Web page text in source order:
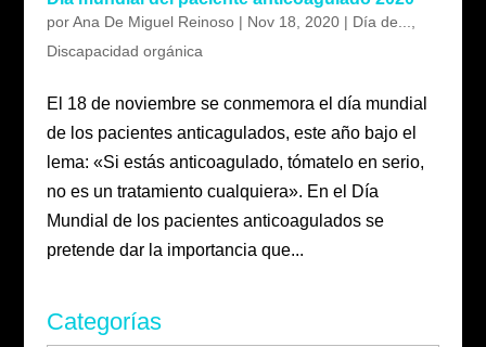
porAna De Miguel Reinoso| Nov 18, 2020| Día de...
Discapacidad orgánica
El 18 de noviembre se conmemora el día mundial
de los pacientes anticagulados, este año bajo el
lema: «Si estás anticoagulado, tómatelo en serio,
no es un tratamiento cualquiera». En el Día
Mundial de los pacientes anticoagulados se
pretende dar la importancia que...
Categorías